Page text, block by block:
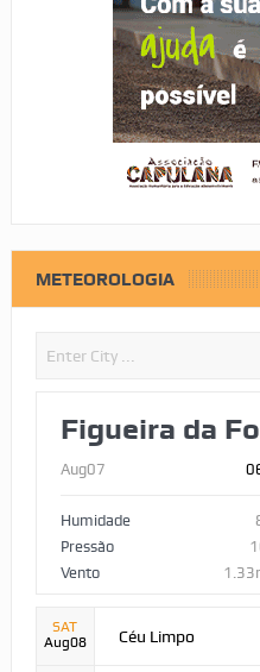
METEOROLOGIA
Figueira da
Aug07
Humidade
Pressão
Vento
SAT
Aug08
Céu Limpo